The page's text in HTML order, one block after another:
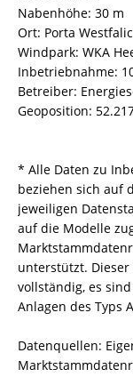
Nabenhöhe: 30 m
Ort: Porta
Windpark: WKA
Inbetriebnahme:
Betreiber:
Geoposition:
* Alle Daten zu
beziehen sich auf
jeweiligen
auf die Modelle
unterstützt.
vollständig, es
Anlagen des Typs
Datenquellen: